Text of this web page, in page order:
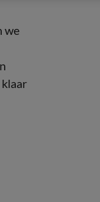
we